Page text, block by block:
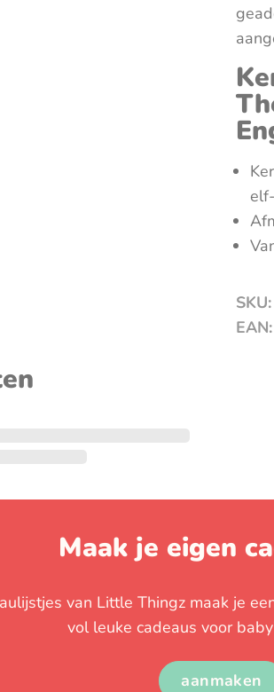
SKU:
EAN:
Maak je eigen
van Little Thingz maak je
vol leuke cadeaus voor
aanmaken